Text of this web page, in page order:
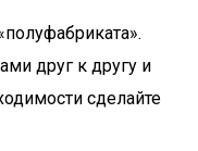
друг к другу и
сделайте